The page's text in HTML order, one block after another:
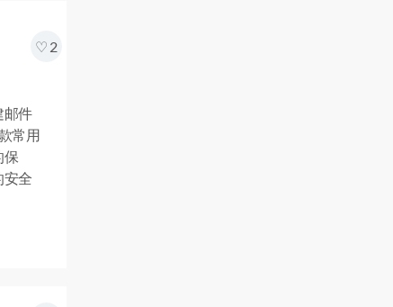
2
邮件
常用
保
全